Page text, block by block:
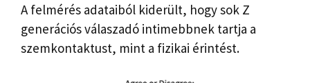
A felmérés adataiból kiderült, hogy sok Z
generációs válaszadó intimebbnek tartja a
szemkontaktust, mint a fizikai érintést.